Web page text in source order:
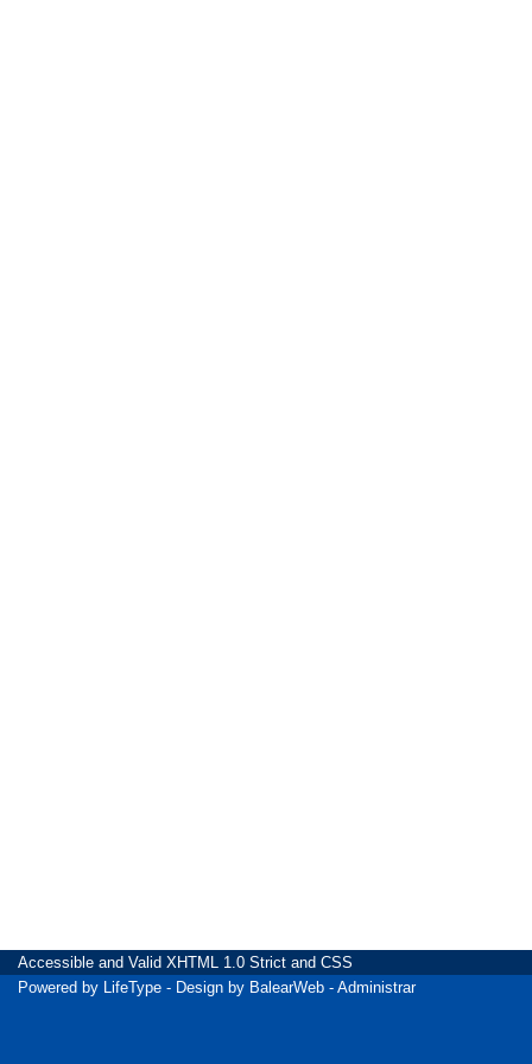
Accessible and Valid XHTML 1.0 Strict and CSS
Powered by LifeType - Design by BalearWeb - Administrar